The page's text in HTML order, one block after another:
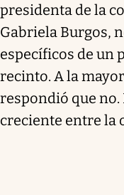
presidenta de la
Gabriela Burgos,
específicos de un
recinto. A la
respondió que
creciente entre la